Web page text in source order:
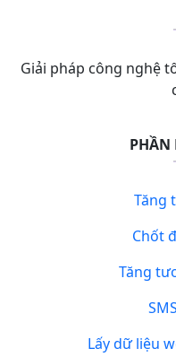
Giải pháp công nghệ
PHẦN
Tăng
Chốt
Tăng
Lấy dữ liệu